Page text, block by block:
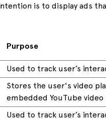
is to display ads
Purpose
Used to track user’s
Stores the user's video
embedded YouTube video
Used to track user’s